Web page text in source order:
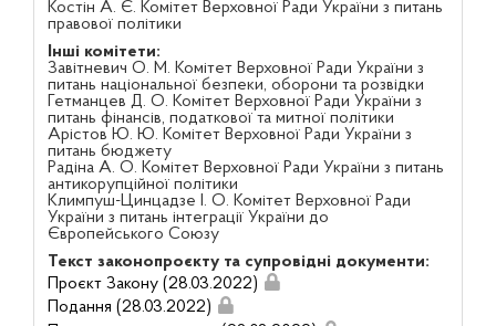
Костін А. Є. Комітет Верховної Ради України з питань
правової політики
Інші комітети:
Завітневич О. М. Комітет Верховної Ради України з
питань національної безпеки, оборони та розвідки
Гетманцев Д. О. Комітет Верховної Ради України з
питань фінансів, податкової та митної політики
Арістов Ю. Ю. Комітет Верховної Ради України з
питань бюджету
Радіна А. О. Комітет Верховної Ради України з питань
антикорупційної політики
Климпуш-Цинцадзе І. О. Комітет Верховної Ради
України з питань інтеграції України до
Європейського Союзу
Текст законопроєкту та супровідні документи:
Проєкт Закону (28.03.2022)
Подання (28.03.2022)